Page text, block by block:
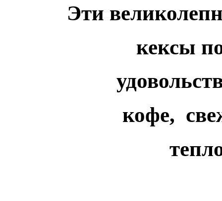
Эти
кексы
кофе,